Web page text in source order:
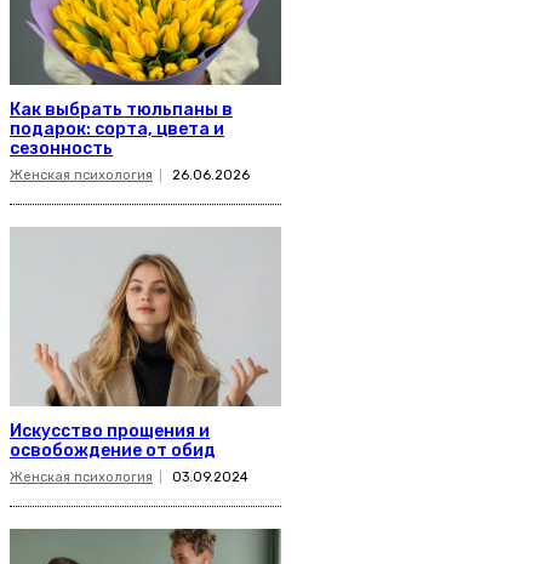
Как выбрать тюльпаны в
подарок: сорта, цвета и
сезонность
Женская психология 26.06.2026
Искусство прощения и
освобождение от обид
Женская психология 03.09.2024